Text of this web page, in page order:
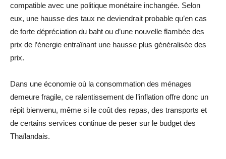
compatible avec une politique monétaire inchangée. Selon
eux, une hausse des taux ne deviendrait probable qu’en cas
de forte dépréciation du baht ou d’une nouvelle flambée des
prix de l’énergie entraînant une hausse plus généralisée des
prix.
Dans une économie où la consommation des ménages
demeure fragile, ce ralentissement de l’inflation offre donc un
répit bienvenu, même si le coût des repas, des transports et
de certains services continue de peser sur le budget des
Thaïlandais.